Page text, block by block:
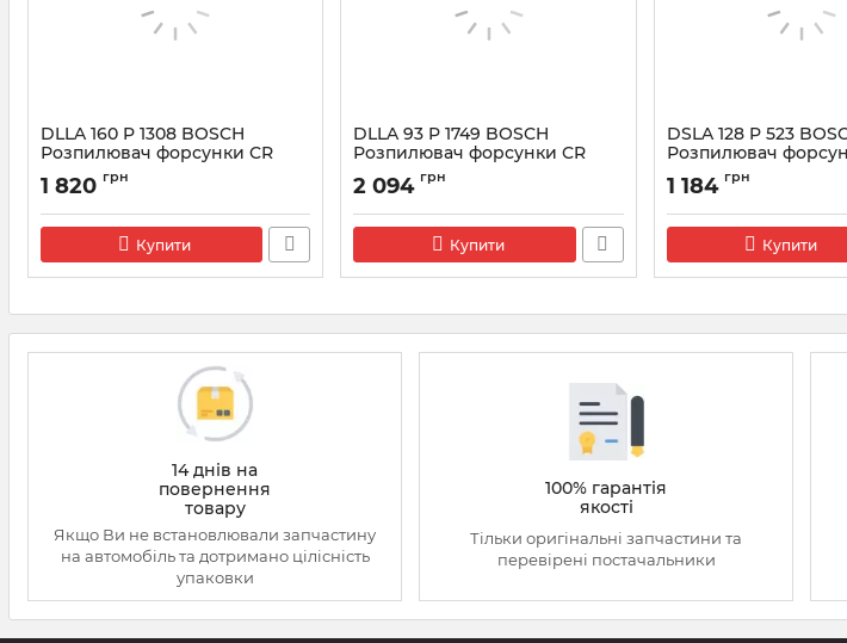
DLLA 160 P 1308 BOSCH
Розпилювач форсунки CR
0433171817
Артикул:
1 820 грн
Купити
DLLA 93 P 1749 BOSCH
Розпилювач форсунки CR
0433172071
Артикул:
2 094 грн
Купити
DSLA 128 P 523
Розпилювач
0433175094
Артикул:
1 184 грн
Купити
14 днів на
повернення
товару
Якщо Ви не встановлювали запчастину
на автомобіль та дотримано цілісність
упаковки
100% гарантія
якості
Тільки оригінальні запчастини та
перевірені постачальники